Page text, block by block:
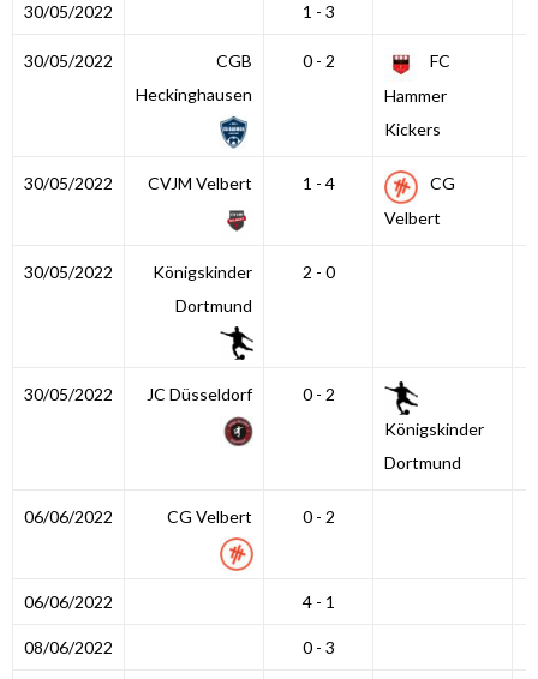
30/05/2022 1 - 3
30/05/2022
CGB
Heckinghausen
0 - 2
FC
Hammer
Kickers
30/05/2022 CVJM Velbert 1 - 4
CG
Velbert
30/05/2022
Königskinder
Dortmund
2 - 0
30/05/2022 JC Düsseldorf
0 - 2
Königskinder
Dortmund
06/06/2022 CG Velbert 0 - 2
06/06/2022 4 - 1
08/06/2022 0 - 3